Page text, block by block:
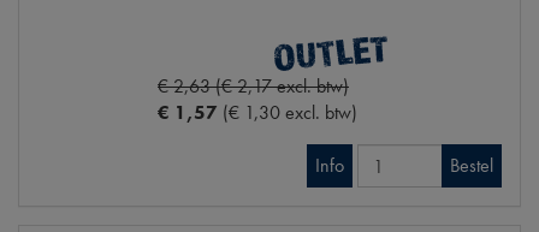
€ 2,63 (€ 2,17 excl. btw)
€ 1,57 (€ 1,30 excl. btw)
Info Bestel